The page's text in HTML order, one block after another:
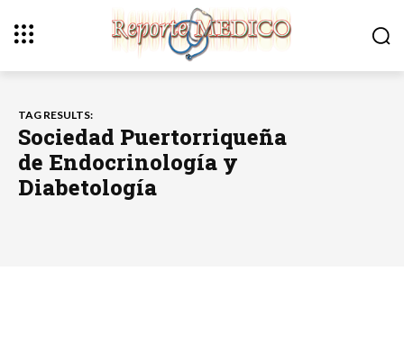
TAG RESULTS:
Sociedad Puertorriqueña
de Endocrinología y
Diabetología